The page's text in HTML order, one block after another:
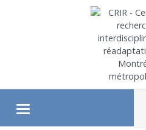
Aller directement au
Ouvrir/fermer le menu